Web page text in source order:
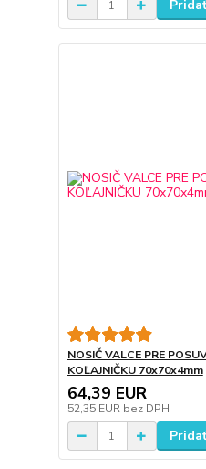
NOSIČ VALCE PRE
KOĽAJNIČKU 70x70x4mm
64,39 EUR
52,35 EUR bez DPH